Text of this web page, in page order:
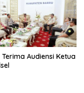
Audiensi Ketua